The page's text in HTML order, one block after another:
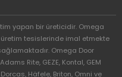
yapan bir üreticidir. Omega
tesislerinde imal etmekte
Omega Door
Rite, GEZE, Kontal, GEM
Häfele, Briton, Omni ve